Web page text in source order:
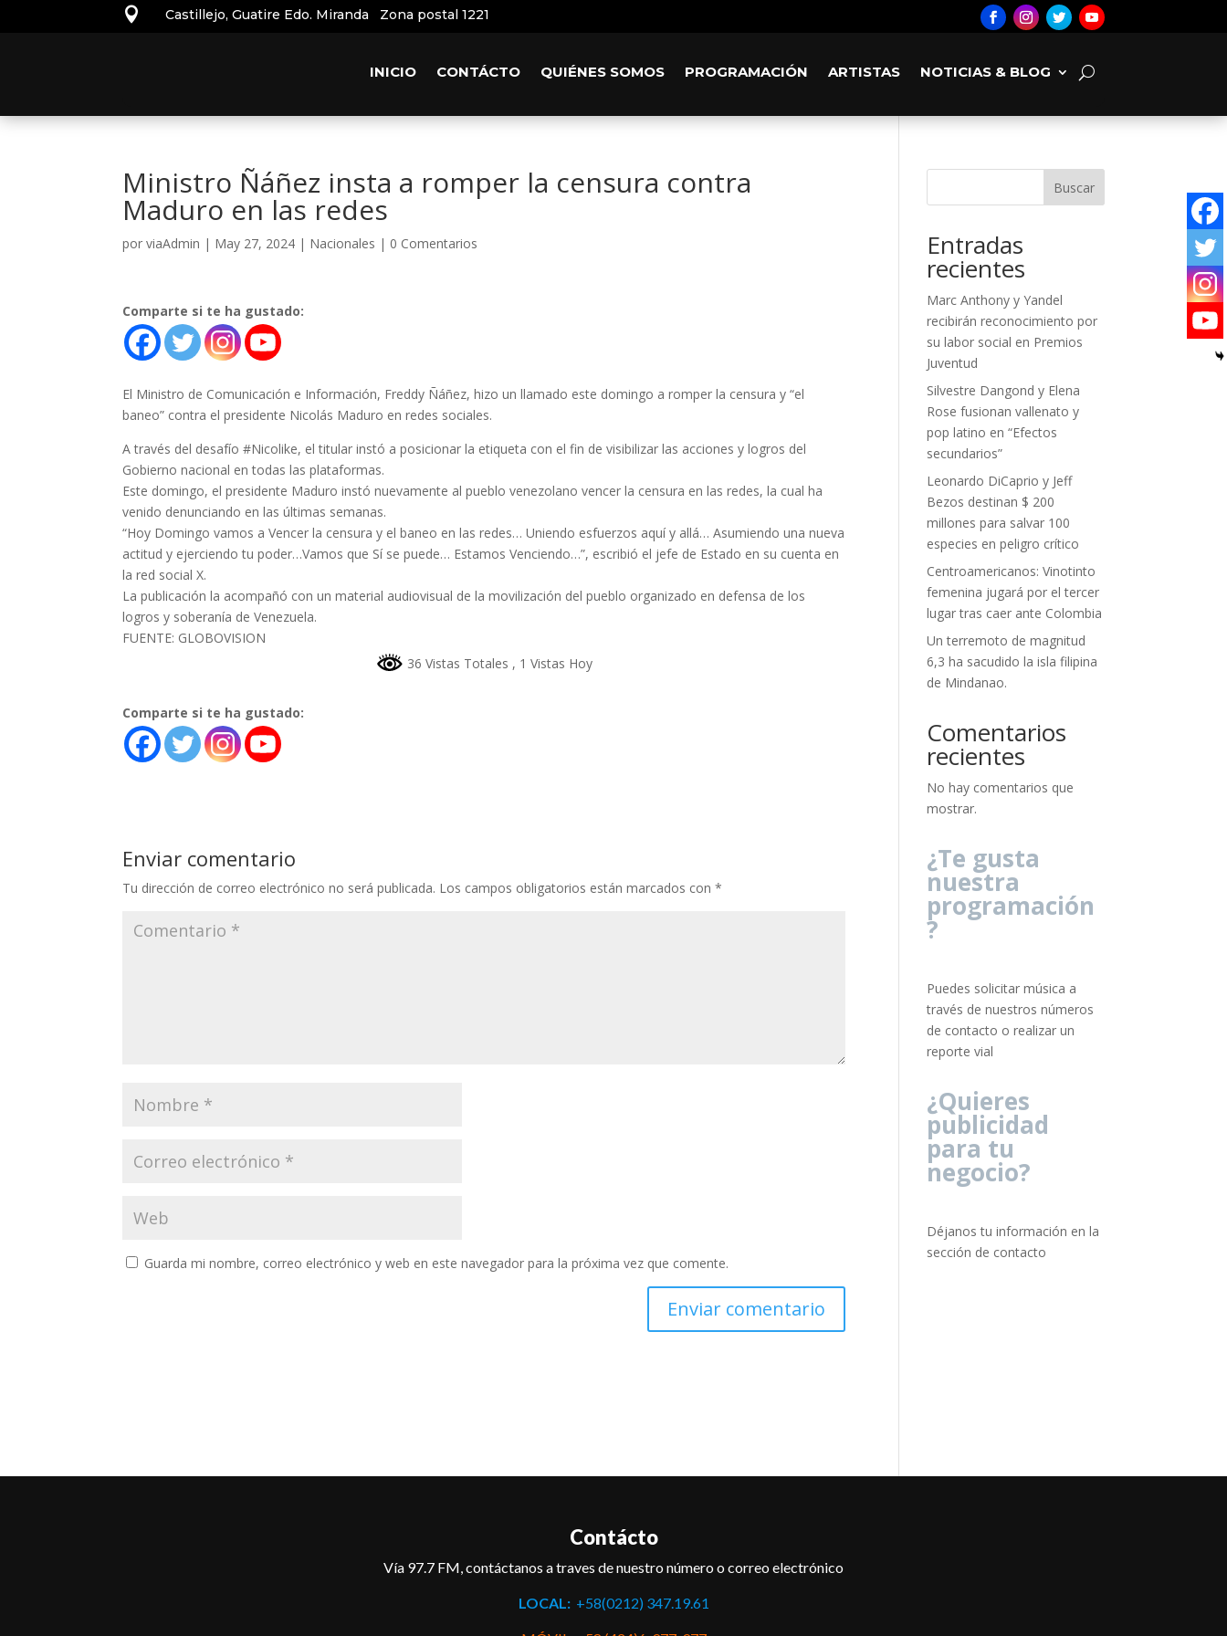
 Castillejo, Guatire Edo. Miranda Zona postal 1221
INICIO CONTÁCTO QUIÉNES SOMOS PROGRAMACIÓN ARTISTAS NOTICIAS & BLOG
Ministro Ñáñez insta a romper la censura contra
Maduro en las redes
porviaAdmin | May 27, 2024 | Nacionales | 0 Comentarios
Comparte si te ha gustado:
El Ministro de Comunicación e Información, Freddy Ñáñez, hizo un llamado este domingo a romper la censura y “el
baneo” contra el presidente Nicolás Maduro en redes sociales.
A través del desafío #Nicolike, el titular instó a posicionar la etiqueta con el fin de visibilizar las acciones y logros del
Gobierno nacional en todas las plataformas.
Este domingo, el presidente Maduro instó nuevamente al pueblo venezolano vencer la censura en las redes, la cual ha
venido denunciando en las últimas semanas.
“Hoy Domingo vamos a Vencer la censura y el baneo en las redes… Uniendo esfuerzos aquí y allá… Asumiendo una nueva
actitud y ejerciendo tu poder…Vamos que Sí se puede… Estamos Venciendo…”, escribió el jefe de Estado en su cuenta en
la red social X.
La publicación la acompañó con un material audiovisual de la movilización del pueblo organizado en defensa de los
logros y soberanía de Venezuela.
FUENTE: GLOBOVISION
36 Vistas Totales , 1 Vistas Hoy
Comparte si te ha gustado:
Enviar comentario
Tu dirección de correo electrónico no será publicada. Los campos obligatorios están marcados con*
Guarda mi nombre, correo electrónico y web en este navegador para la próxima vez que comente.
Buscar
Entradas
recientes
Marc Anthony y Yandel
recibirán reconocimiento por
su labor social en Premios
Juventud
Silvestre Dangond y Elena
Rose fusionan vallenato y
pop latino en “Efectos
secundarios”
Leonardo DiCaprio y Jeff
Bezos destinan $ 200
millones para salvar 100
especies en peligro crítico
Centroamericanos: Vinotinto
femenina jugará por el tercer
lugar tras caer ante Colombia
Un terremoto de magnitud
6,3 ha sacudido la isla filipina
de Mindanao.
Comentarios
recientes
No hay comentarios que
mostrar.
¿Te gusta
nuestra
programación
?
Puedes solicitar música a
través de nuestros números
de contacto o realizar un
reporte vial
¿Quieres
publicidad
para tu
negocio?
Déjanos tu información en la
sección de contacto
Contácto
Vía 97.7 FM, contáctanos a traves de nuestro número o correo electrónico
LOCAL:+58(0212) 347.19.61